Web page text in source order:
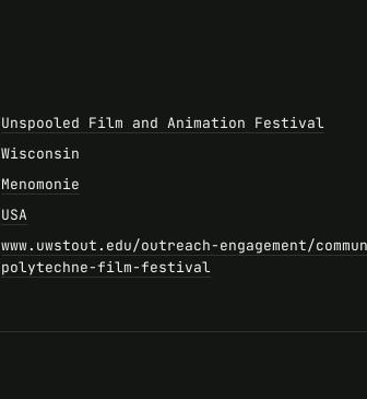
Unspooled Film and Animation Festival
Wisconsin
Menomonie
USA
www.uwstout.edu/outreach-engagement/
polytechne-film-festival